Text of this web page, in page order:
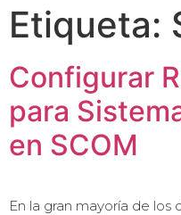
Etiqueta:
Configurar
para
en SCOM
En la gran mayoría de